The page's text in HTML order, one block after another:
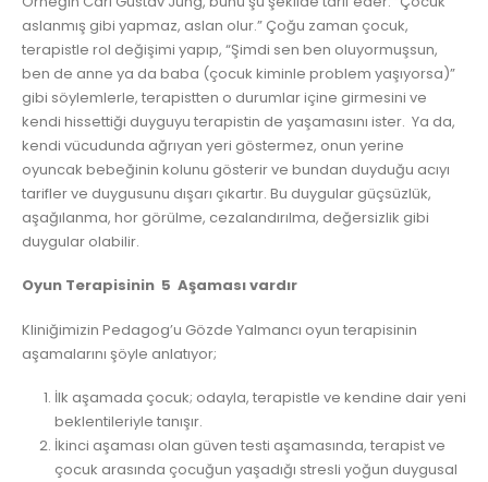
aslanmış gibi yapmaz, aslan olur.” Çoğu zaman çocuk,
terapistle rol değişimi yapıp, “Şimdi sen ben oluyormuşsun,
ben de anne ya da baba (çocuk kiminle problem yaşıyorsa)”
gibi söylemlerle, terapistten o durumlar içine girmesini ve
kendi hissettiği duyguyu terapistin de yaşamasını ister. Ya da,
kendi vücudunda ağrıyan yeri göstermez, onun yerine
oyuncak bebeğinin kolunu gösterir ve bundan duyduğu acıyı
tarifler ve duygusunu dışarı çıkartır. Bu duygular güçsüzlük,
aşağılanma, hor görülme, cezalandırılma, değersizlik gibi
duygular olabilir.
Oyun Terapisinin 5 Aşaması vardır
Kliniğimizin Pedagog’u Gözde Yalmancı oyun terapisinin
aşamalarını şöyle anlatıyor;
İlk aşamada çocuk; odayla, terapistle ve kendine dair yeni
beklentileriyle tanışır.
İkinci aşaması olan güven testi aşamasında, terapist ve
çocuk arasında çocuğun yaşadığı stresli yoğun duygusal